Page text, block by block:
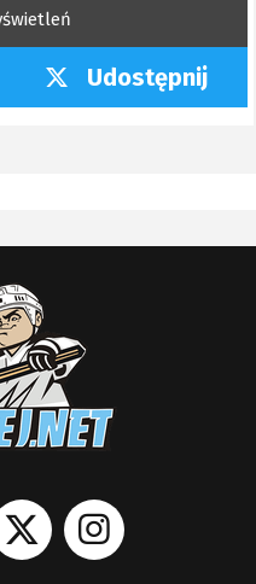
Udostępnij